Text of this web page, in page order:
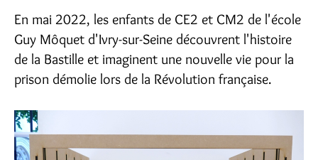
En mai 2022, les enfants de CE2 et CM2 de l'école
Guy Môquet d'Ivry-sur-Seine découvrent l'histoire
de la Bastille et imaginent une nouvelle vie pour la
prison démolie lors de la Révolution française.